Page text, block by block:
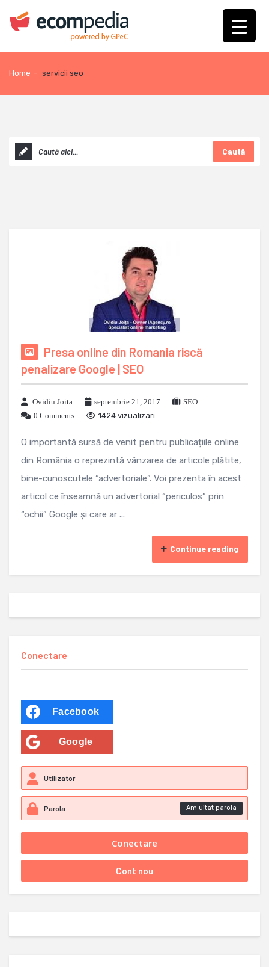
Home - servicii seo
Caută
Presa online din Romania riscă
penalizare Google | SEO
Ovidiu Joita septembrie 21, 2017
SEO
0 Comments
1424 vizualizari
O importantă sursă de venit pentru publicațiile online
din România o reprezintă vânzarea de articole plătite,
bine-cunoscutele “advertoriale”. Voi prezenta în acest
articol ce înseamnă un advertorial “periculos” prin
“ochii” Google și care ar ...
Continue reading
Conectare
Facebook
Google
Am uitat parola